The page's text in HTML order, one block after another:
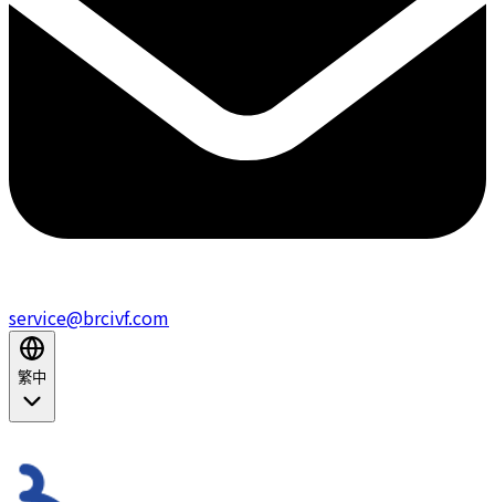
service@brcivf.com
繁中